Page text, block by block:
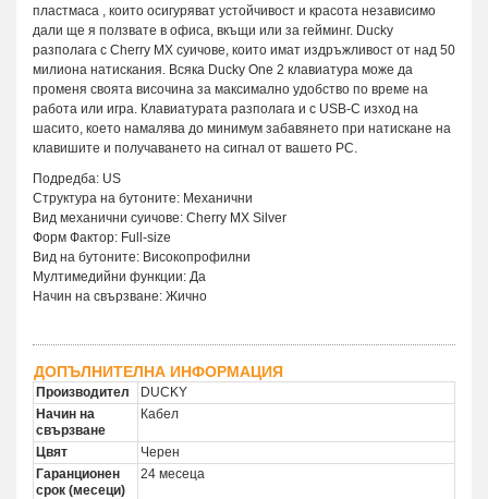
пластмаса , които осигуряват устойчивост и красота независимо
дали ще я ползвате в офиса, вкъщи или за гейминг. Ducky
разполага с Cherry MX суичове, които имат издръжливост от над 50
милиона натискания. Всяка Ducky One 2 клавиатура може да
променя своята височина за максимално удобство по време на
работа или игра. Клавиатурата разполага и с USB-C изход на
шасито, което намалява до минимум забавянето при натискане на
клавишите и получаването на сигнал от вашето PC.
Подредба: US
Структура на бутоните: Механични
Вид механични суичове: Cherry MX Silver
Форм Фактор: Full-size
Вид на бутоните: Високопрофилни
Мултимедийни функции: Да
Начин на свързване: Жично
ДОПЪЛНИТЕЛНА ИНФОРМАЦИЯ
Производител
DUCKY
Начин на
свързване
Кабел
Цвят
Черен
Гаранционен
срок (месеци)
24 месеца